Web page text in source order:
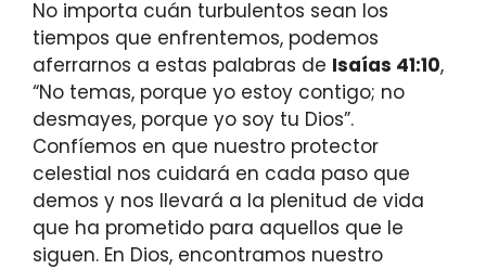
No importa cuán turbulentos sean los
tiempos que enfrentemos, podemos
aferrarnos a estas palabras de Isaías 41:10,
“No temas, porque yo estoy contigo; no
desmayes, porque yo soy tu Dios”.
Confíemos en que nuestro protector
celestial nos cuidará en cada paso que
demos y nos llevará a la plenitud de vida
que ha prometido para aquellos que le
siguen. En Dios, encontramos nuestro